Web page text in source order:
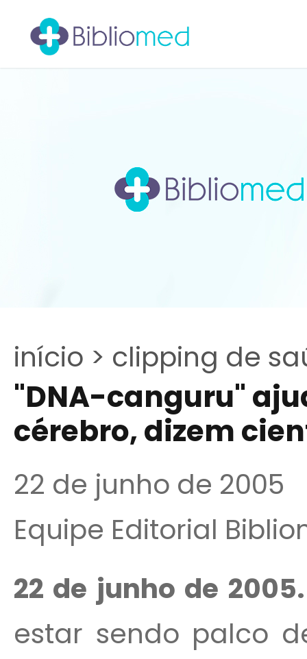
início > clipping de
"DNA-canguru"
cérebro, dizem
22 de junho de 2005
Equipe Editorial
22 de junho de
estar sendo palco